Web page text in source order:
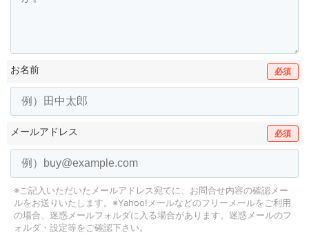
お名前 必須
メールアドレス 必須
※ご記入いただいたメールアドレス宛てに、お問合せ内容の確認メー
ルをお送りいたします。 ※Yahoo!メールなどのフリーメールをご利用
の場合、迷惑メールフォルダに入る場合があります。 迷惑メールのフ
ォルダ・設定等をご確認下さい。